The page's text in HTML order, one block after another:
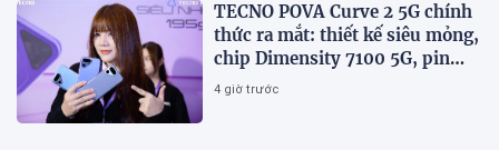
TECNO POVA Curve 2 5G chính
thức ra mắt: thiết kế siêu mỏng,
chip Dimensity 7100 5G, pin
8000mAh
4 giờ trước